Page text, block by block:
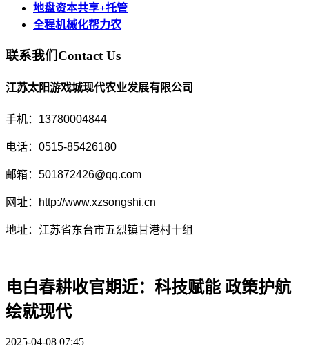
地盘资本共享+托管
全程机械化帮力农
联系我们Contact Us
江苏太阳游戏城现代农业发展有限公司
手机：13780004844
电话：0515-85426180
邮箱：501872426@qq.com
网址：http://www.xzsongshi.cn
地址：江苏省东台市五烈镇甘港村十组
电白春耕收官期近：科技赋能 政策护航
绘就现代
2025-04-08 07:45